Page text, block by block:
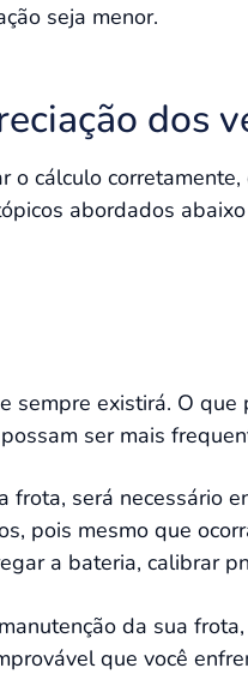
seja menor.
dos
o cálculo
abordados
sempre existirá. O
ser mais
será necessário
pois mesmo que
a bateria, calibrar
da sua
que você